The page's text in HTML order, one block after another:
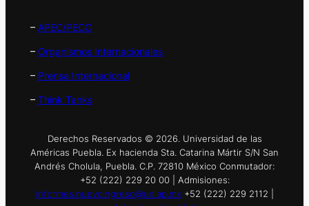
– APEC/PECC
– Organismos Internacionales
– Prensa Internacional
– Think Tanks
Derechos Reservados © 2026. Universidad de las
Américas Puebla. Ex hacienda Sta. Catarina Mártir S/N San
Andrés Cholula, Puebla. C.P. 72810 México Conmutador:
+52 (222) 229 20 00 | Admisiones:
informes.nuevoingreso@udlap.mx +52 (222) 229 2112 |